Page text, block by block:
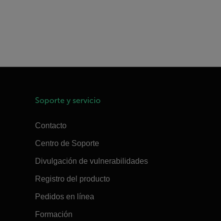
Soporte y servicio
Contacto
Centro de Soporte
Divulgación de vulnerabilidades
Registro del producto
Pedidos en línea
Formación